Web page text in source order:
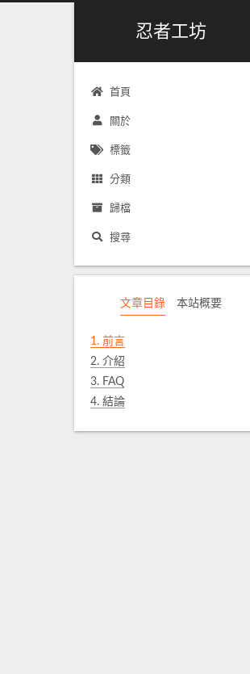
忍者工坊
首頁
關於
標籤
分類
歸檔
搜尋
文章目錄 本站概要
1. 前言
2. 介紹
3. FAQ
4. 結論